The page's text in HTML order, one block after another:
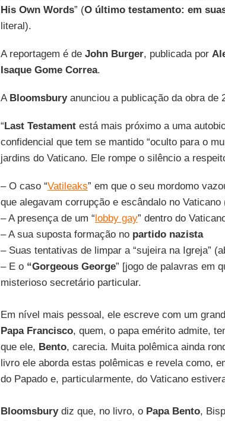
His Own Words” (O último testamento: em
literal).
A reportagem é de John Burger, publicada por
Isaque Gome Correa.
A Bloomsburyanunciou a publicação da obra de
“Last Testamentestá mais próximo a uma
confidencial que tem se mantido “oculto para o
jardins do Vaticano. Ele rompe o silêncio a
– O caso “Vatileaks” em que o seu mordomo
que alegavam corrupção e escândalo no
– A presença de um “lobby gay” dentro do
– A sua suposta formação no partido nazista
– Suas tentativas de limpar a “sujeira na Igreja”
– E o “Gorgeous George” [jogo de palavras em
misterioso secretário particular.
Em nível mais pessoal, ele escreve com um
Papa Francisco, quem, o papa emérito admite,
que ele, Bento, carecia. Muita polêmica ainda
livro ele aborda estas polêmicas e revela como,
do Papado e, particularmente, do Vaticano
Bloomsburydiz que, no livro, o Papa Bento,